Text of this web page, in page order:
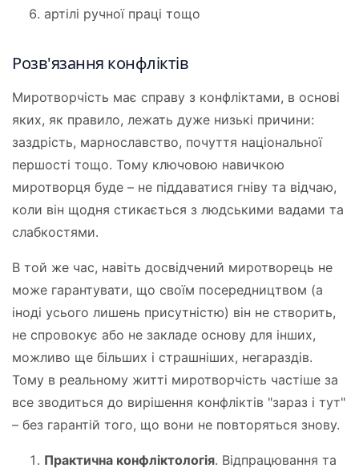
артілі ручної праці тощо
Розв'язання конфліктів
Миротворчість має справу з конфліктами, в основі
яких, як правило, лежать дуже низькі причини:
заздрість, марнославство, почуття національної
першості тощо. Тому ключовою навичкою
миротворця буде – не піддаватися гніву та відчаю,
коли він щодня стикається з людськими вадами та
слабкостями.
В той же час, навіть досвідчений миротворець не
може гарантувати, що своїм посередництвом (а
іноді усього лишень присутністю) він не створить,
не спровокує або не закладе основу для інших,
можливо ще більших і страшніших, негараздів.
Тому в реальному житті миротворчість частіше за
все зводиться до вирішення конфліктів "зараз і тут"
– без гарантій того, що вони не повторяться знову.
Практична конфліктологія. Відпрацювання та